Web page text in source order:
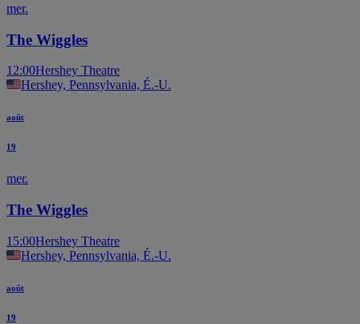
mer.
The Wiggles
12:00Hershey Theatre
Hershey, Pennsylvania, É.-U.
août
19
mer.
The Wiggles
15:00Hershey Theatre
Hershey, Pennsylvania, É.-U.
août
19